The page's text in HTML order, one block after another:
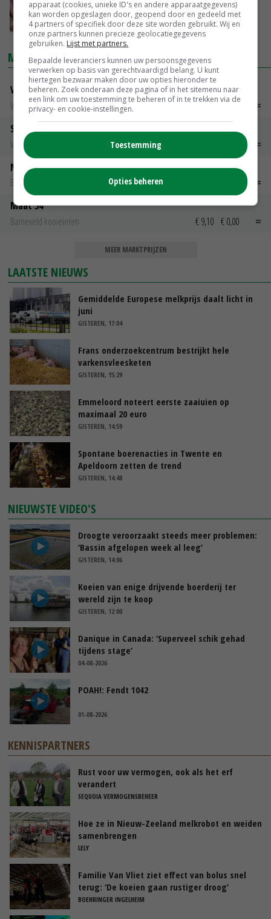
05-11-2021
MARKTPRIJZEN
Vleeskuikens Barneveld tot 2000 gr
Weekcijfers
€ 1,09~ € 1,11
Slachtkippen Barneveld Moederdieren (> 3,5 kg)
Weekcijfers
Maat 48
Barneveld kooieieren
Maat 54
Barneveld kooieieren
€ 9,10 € 0,00
MEER MARKTPRIJZEN
LAATSTE NIEUWS
Gemiddelde Europese melkprijs daalt licht in
juni
GISTEREN, 17:04
Frans onderzoekcentrum bestrijkt hele
varkensvleesketen
GISTEREN, 15:29
Emmeloord noteert eerste zaaiuien op
maximaal 20 euro
GISTEREN, 14:59
Spontane boerenacties in Twente en
Apeldoorn zetten de trend
GISTEREN, 14:48
NIEUWSTE VIDEO'S
Droogte veroorzaakt steeds meer problemen:
‘Bassin afgelopen week al leeg’
GISTEREN, 14:06
Koeien van enige drijvende boerderij ter
wereld zijn te koop
GISTEREN, 12:00
Danique in Canada: ‘Superveel schik gehad
tijdens stage’
04-08-2026
POAH!: Fendt 1042
01-08-2026
KENNISPARTNERS
Rust voor uw vermogen, ook als het erf
verandert
SEQUOIA VERMOGENSBEHEER
Hoe ze in Nieuw-Zeeland melkrobot en weiden
samenbrengen
LELY
Familie Van Vliet ziet effect van bolus snel
terug: ‘De koeien gaan rustiger droog’
BOEHRINGER INGELHEIM
apparaat (cookies, unieke ID's en andere apparaatgegevens)
kan worden opgeslagen door, geopend door en gedeeld met
4 partners of specifiek door deze site worden gebruikt. Wij en
onze partners kunnen precieze geolocatiegegevens
gebruiken. Lijst met partners.
Bepaalde leveranciers kunnen uw persoonsgegevens
verwerken op basis van gerechtvaardigd belang. U kunt
hiertegen bezwaar maken door uw opties hieronder te
beheren. Zoek onderaan deze pagina of in het sitemenu naar
een link om uw toestemming te beheren of in te trekken via de
privacy- en cookie-instellingen.
Toestemming
Opties beheren